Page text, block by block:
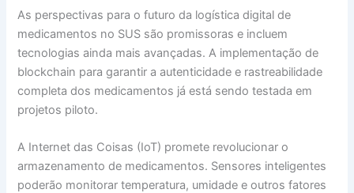
As perspectivas para o futuro da logística digital de
medicamentos no SUS são promissoras e incluem
tecnologias ainda mais avançadas. A implementação de
blockchain para garantir a autenticidade e rastreabilidade
completa dos medicamentos já está sendo testada em
projetos piloto.
A Internet das Coisas (IoT) promete revolucionar o
armazenamento de medicamentos. Sensores inteligentes
poderão monitorar temperatura, umidade e outros fatores